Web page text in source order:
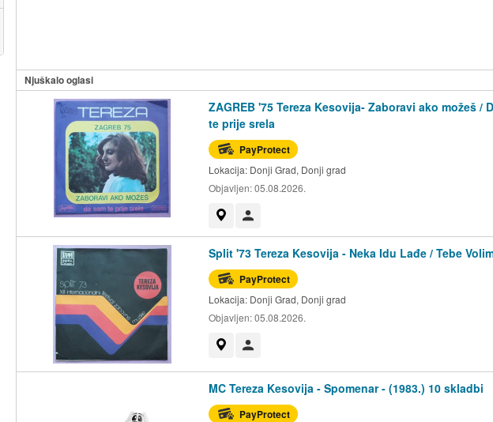
Njuškalo oglasi
ZAGREB '75 Tereza Kesovija- Zaboravi ako možeš /
te prije srela
PayProtect
Lokacija: Donji Grad, Donji grad
Objavljen:05.08.2026.
Split '73 Tereza Kesovija - Neka Idu Lađe / Tebe
PayProtect
Lokacija: Donji Grad, Donji grad
Objavljen:05.08.2026.
MC Tereza Kesovija - Spomenar - (1983.) 10 skladbi
PayProtect